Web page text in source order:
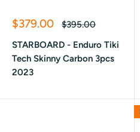
Prix
$379.00
Prix
$395.00
STARBOARD - Enduro Tiki
Tech Skinny Carbon 3pcs
2023